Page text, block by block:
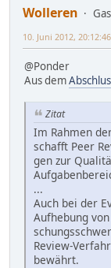
Wolleren
10. Juni 2012, 20:12:46
@Ponder
Aus dem
Zitat
Im Rahmen
schafft Peer
gen zur
...
Auch bei der
Aufhebung
Review-
bewährt.